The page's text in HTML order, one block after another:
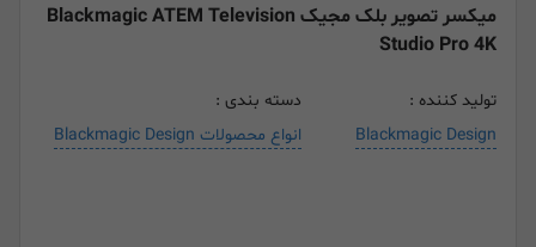
میکسر تصویر بلک مجیک Blackmagic ATEM Television
Studio Pro 4K
تولید کننده :
Blackmagic Design
دسته بندی :
انواع محصولات Blackmagic Design